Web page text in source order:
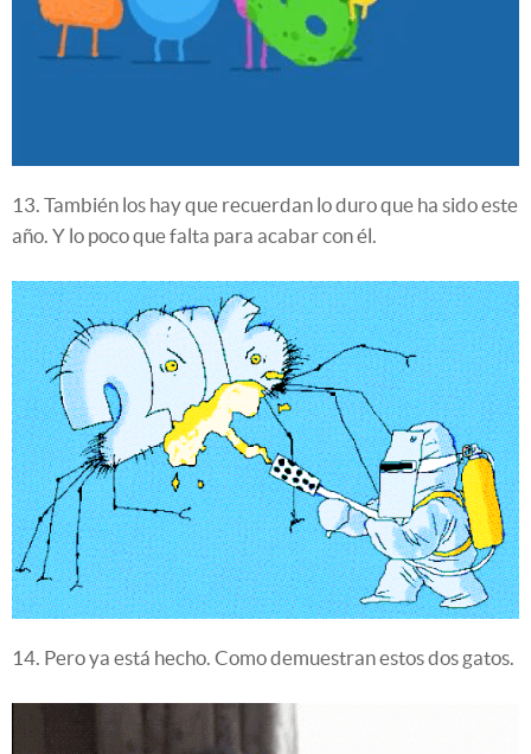
13. También los hay que recuerdan lo duro que ha sido este
año. Y lo poco que falta para acabar con él.
14. Pero ya está hecho. Como demuestran estos dos gatos.